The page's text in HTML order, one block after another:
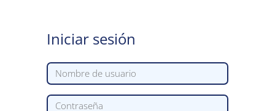
Iniciar sesión
Nombre de usuario
Contraseña